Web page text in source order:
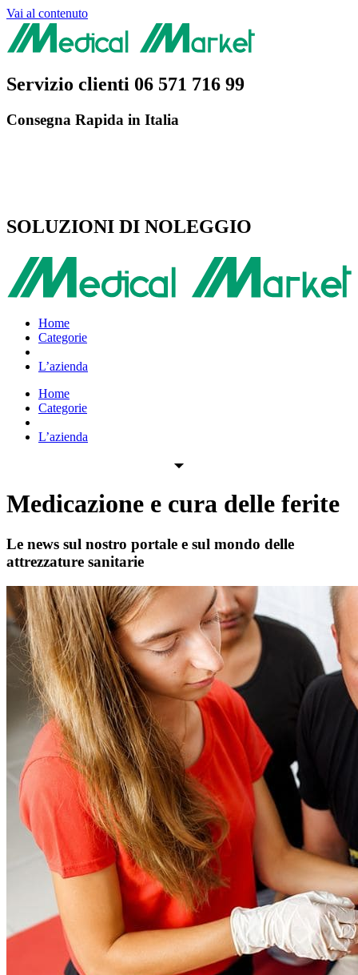
Vai al contenuto
Servizio clienti 06 571 716 99
Consegna Rapida in Italia
SOLUZIONI DI NOLEGGIO
Home
Categorie
L’azienda
Home
Categorie
L’azienda
Medicazione e cura delle ferite
Le news sul nostro portale e sul mondo delle
attrezzature sanitarie